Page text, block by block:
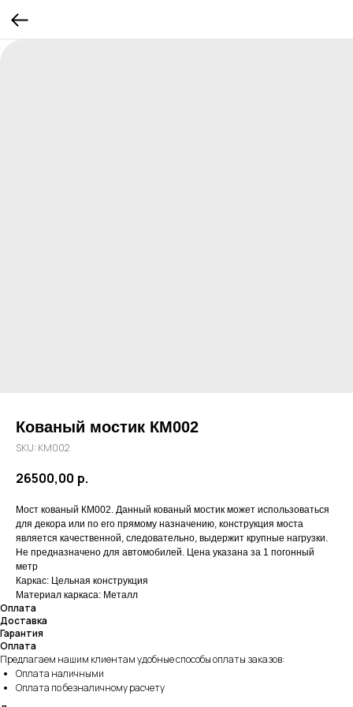
Кованый мостик КМ002
SKU: КМ002
26500,00 р.
Мост кованый КМ002. Данный кованый мостик может использоваться
для декора или по его прямому назначению, конструкция моста
является качественной, следовательно, выдержит крупные нагрузки.
Не предназначено для автомобилей. Цена указана за 1 погонный
метр
Каркас: Цельная конструкция
Материал каркаса: Металл
Оплата
Доставка
Гарантия
Оплата
Предлагаем нашим клиентам удобные способы оплаты заказов:
Оплата наличными
Оплата по безналичному расчету